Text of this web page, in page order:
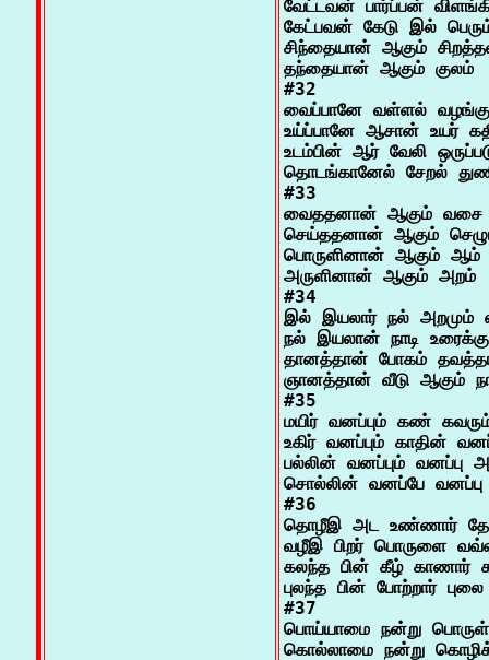
வேட்டவன் பார்ப்பன்
கேட்பவன் கேடு இல்
சிந்தையான் ஆகும்
தந்தையான் ஆகும் குலம்
#32
வைப்பானே வள்ளல்
உய்ப்பானே ஆசான் உயர்
உடம்பின் ஆர் வேலி
தொடங்கானேல் சேறல்
#33
வைததனான் ஆகும்
செய்ததனான் ஆகும்
பொருளினான் ஆகும் ஆம்
அருளினான் ஆகும் அறம்
#34
இல் இயலார் நல் அறமும்
நல் இயலான் நாடி
தானத்தான் போகம்
ஞானத்தான் வீடு ஆகும்
#35
மயிர் வனப்பும் கண்
உகிர் வனப்பும் காதின்
பல்லின் வனப்பும் வனப்பு
சொல்லின் வனப்பே வனப்பு
#36
தொழீஇ அட உண்ணார்
வழீஇ பிறர் பொருளை
கலந்த பின் கீழ் காணார்
புலந்த பின் போற்றார் புலை
#37
பொய்யாமை நன்று
கொல்லாமை நன்று